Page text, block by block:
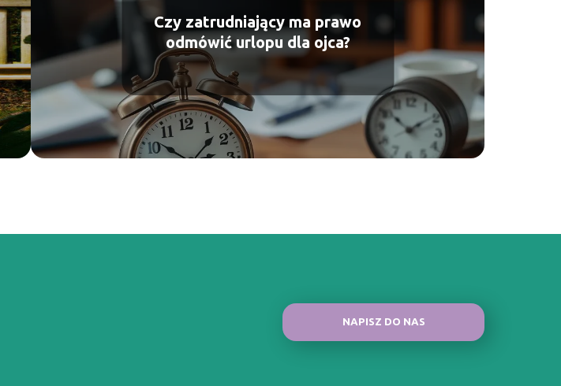
Czy zatrudniający ma prawo
odmówić urlopu dla ojca?
NAPISZ DO NAS